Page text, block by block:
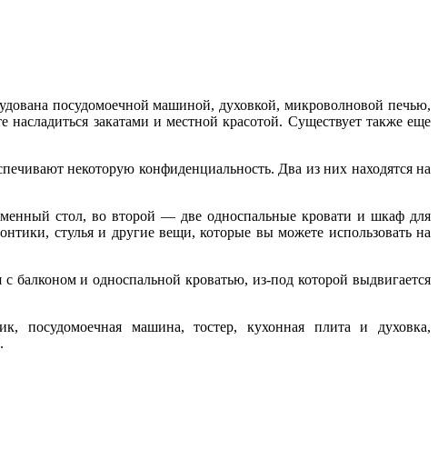
посудомоечной машиной, духовкой, микроволновой печью,
закатами и местной красотой. Существует также еще
некоторую конфиденциальность. Два из них находятся на
стол, во второй — две односпальные кровати и шкаф для
стулья и другие вещи, которые вы можете использовать на
балконом и односпальной кроватью, из-под которой выдвигается
посудомоечная машина, тостер, кухонная плита и духовка,